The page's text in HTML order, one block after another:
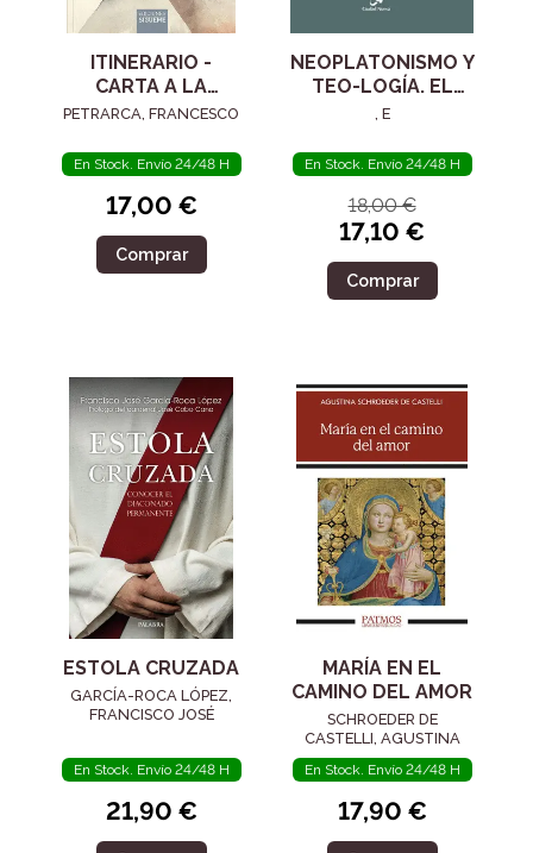
ITINERARIO -
CARTA A LA
POSTERIDAD
PETRARCA, FRANCESCO
En Stock. Envío 24/48 H
17,00 €
Comprar
NEOPLATONISMO Y
TEO-LOGÍA. EL
SIGLO IV
, E
En Stock. Envío 24/48 H
18,00 €
17,10 €
Comprar
ESTOLA CRUZADA
GARCÍA-ROCA LÓPEZ,
FRANCISCO JOSÉ
En Stock. Envío 24/48 H
21,90 €
MARÍA EN EL
CAMINO DEL AMOR
SCHROEDER DE
CASTELLI, AGUSTINA
En Stock. Envío 24/48 H
17,90 €